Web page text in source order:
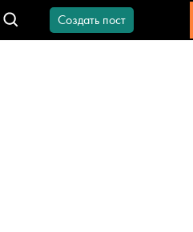
Создать пост